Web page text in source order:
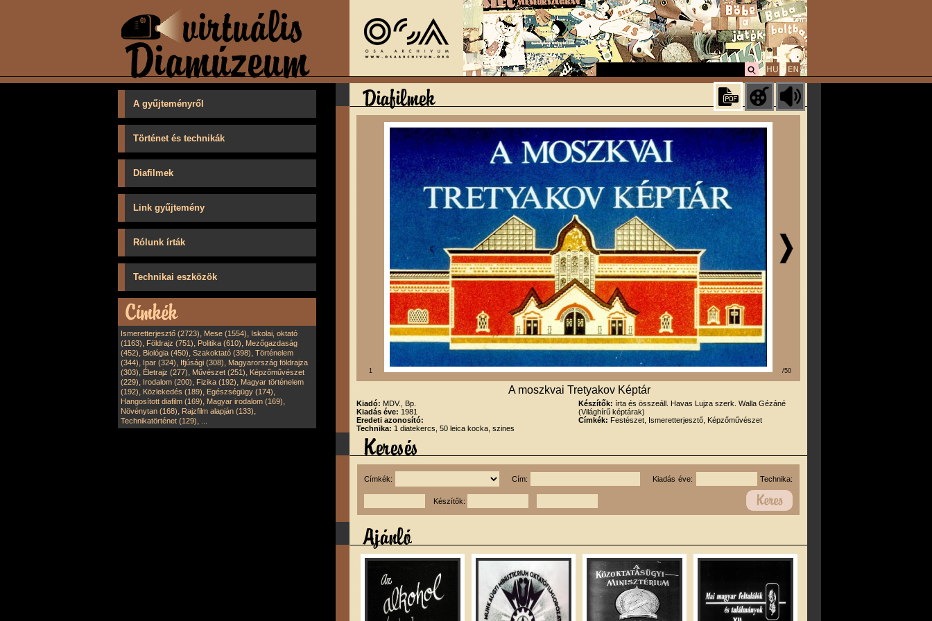
A gyűjteményről
Történet és technikák
Diafilmek
Link gyűjtemény
Rólunk írták
Technikai eszközök
Ismeretterjesztő (2723), Mese (1554), Iskolai, oktató
(1163), Földrajz (751), Politika (610), Mezőgazdaság
(452), Biológia (450), Szakoktató (398), Történelem
(344), Ipar (324), Ifjúsági (308), Magyarország földrajza
(303), Életrajz (277), Művészet (251), Képzőművészet
(229), Irodalom (200), Fizika (192), Magyar történelem
(192), Közlekedés (189), Egészségügy (174),
Hangosított diafilm (169), Magyar irodalom (169),
Növénytan (168), Rajzfilm alapján (133),
Technikatörténet (129),
1 /50
A moszkvai Tretyakov Képtár
Kiadó: MDV., Bp.
Kiadás éve: 1981
Eredeti azonosító:
Technika: 1 diatekercs, 50 leica kocka, szines
Készítők: írta és összeáll. Havas Lujza szerk. Walla Gézáné
(Világhírű képtárak)
Címkék: Festészet, Ismeretterjesztő, Képzőművészet
Címkék: Cím: Kiadás éve: Technika:
Készítők: